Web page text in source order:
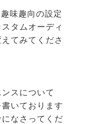
味趣向の設定
タムオーディ
てみてくださ
スについて
いております
になさってくだ